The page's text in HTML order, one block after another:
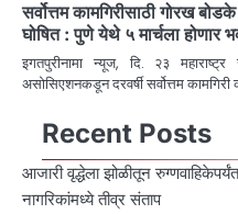
सर्वोत्तम कामगिरीसाठी गोरख
घोषित : पुणे येथे ५ मार्चला होणार
इगतपुरीनामा न्यूज, दि. २३
असोसिएशनकडून दरवर्षी सर्वोत्तम कामगिरी
Recent Posts
आजारी वृद्धेला झोळीतून
नागरिकांमध्ये तीव्र संताप